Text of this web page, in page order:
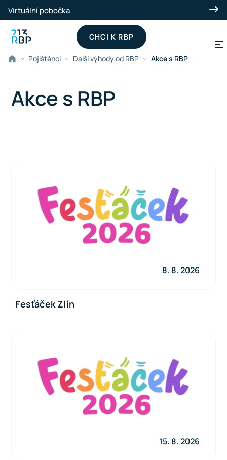
Přeskočit na hlavní obsah
Virtuální pobočka
CHCI K RBP
Pojištěnci Další výhody od RBP Akce s RBP
Akce s RBP
8. 8. 2026
Fesťáček Zlín
15. 8. 2026